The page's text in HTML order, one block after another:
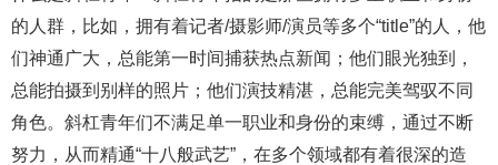
的人群，比如，拥有着记者/摄影师/演员等多个“title”的人，他
们神通广大，总能第一时间捕获热点新闻；他们眼光独到，
总能拍摄到别样的照片；他们演技精湛，总能完美驾驭不同
角色。斜杠青年们不满足单一职业和身份的束缚，通过不断
努力，从而精通“十八般武艺”，在多个领域都有着很深的造